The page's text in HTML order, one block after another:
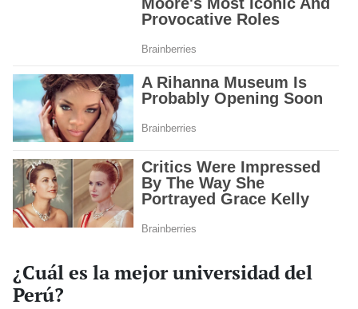
¿Cuál es la mejor universidad del
Perú?